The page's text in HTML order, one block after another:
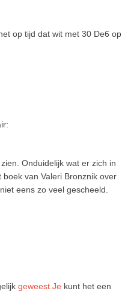
op tijd dat wit met 30 De6 op
Onduidelijk wat er zich in
van Valeri Bronznik over
eens zo veel gescheeld.
geweest.Je kunt het een